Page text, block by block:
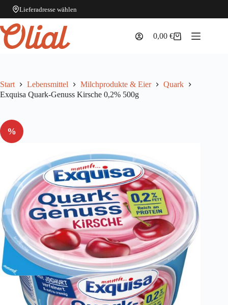
Lieferadresse wählen
Zum
Inhalt
springen
Warenkorb
0,00€
Start Lebensmittel Milchprodukte & Eier
Quark
Exquisa Quark-Genuss Kirsche 0,2% 500g